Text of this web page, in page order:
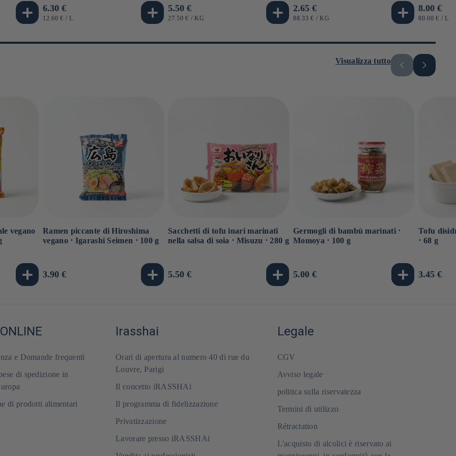
Prezzo
di
6.30 €
PREZZO
12.60 € / PER
L
Prezzo
di
5.50 €
PREZZO
27.50 € / PER
KG
Prezzo
di
2.65 €
PREZZO
88.33 € / PER
KG
Prezzo
di
8.00 €
PREZZO
80.00 € / L
Visualizza tutto
vegano
Ramen piccante di Hiroshima
vegano ⋅ Igarashi Seimen ⋅ 100 g
Prezzo
3.90 €
Sacchetti di tofu inari marinati
nella salsa di soia ⋅ Misuzu ⋅ 280 g
Prezzo
5.50 €
Germogli di bambù marinati ⋅
Momoya ⋅ 100 g
Prezzo
5.00 €
Tofu
⋅ 68 g
Prezzo
3.45 €
e Domande frequenti
di spedizione in
di prodotti alimentari
Irasshai
Orari di apertura al numero 40 di rue du
Louvre, Parigi
Il concetto iRASSHAi
Il programma di fidelizzazione
Privatizzazione
Lavorare presso iRASSHAi
Legale
CGV
Avviso legale
politica sulla riservatezza
Termini di utilizzo
Rétractation
L'acquisto di alcolici è riservato ai